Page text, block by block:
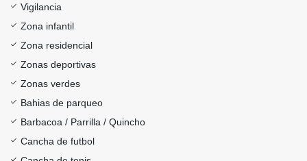
Vigilancia
Zona infantil
Zona residencial
Zonas deportivas
Zonas verdes
Bahias de parqueo
Barbacoa / Parrilla / Quincho
Cancha de futbol